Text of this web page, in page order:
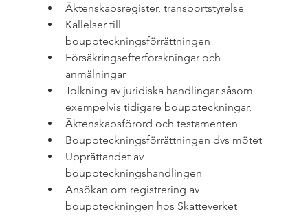
Äktenskapsregister, transportstyrelse
Kallelser till
bouppteckningsförrättningen
Försäkringsefterforskningar och
anmälningar
Tolkning av juridiska handlingar såsom
exempelvis tidigare bouppteckningar,
Äktenskapsförord och testamenten
Bouppteckningsförrättningen dvs mötet
Upprättandet av
bouppteckningshandlingen
Ansökan om registrering av
bouppteckningen hos Skatteverket